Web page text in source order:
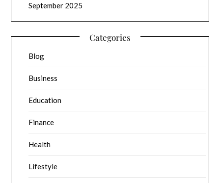
September 2025
Categories
Blog
Business
Education
Finance
Health
Lifestyle